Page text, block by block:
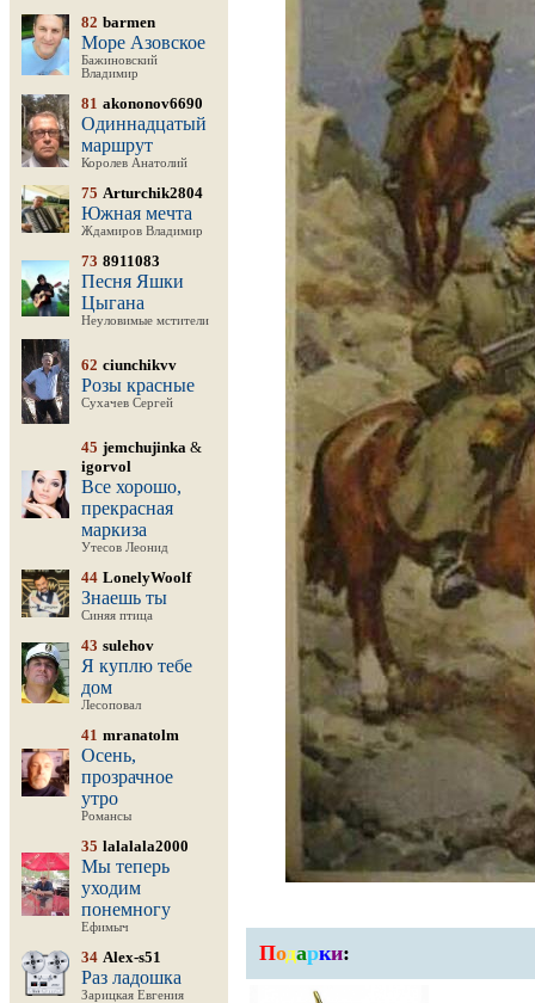
82 barmen
Море Азовское
Бажиновский
Владимир
81 akononov6690
Одиннадцатый
маршрут
Королев Анатолий
75 Arturchik2804
Южная мечта
Ждамиров Владимир
73 8911083
Песня Яшки
Цыгана
Неуловимые мстители
62 ciunchikvv
Розы красные
Сухачев Сергей
45 jemchujinka &
igorvol
Все хорошо,
прекрасная
маркиза
Утесов Леонид
44 LonelyWoolf
Знаешь ты
Синяя птица
43 sulehov
Я куплю тебе
дом
Лесоповал
41 mranatolm
Осень,
прозрачное
утро
Романсы
35 lalalala2000
Мы теперь
уходим
понемногу
Ефимыч
34 Alex-s51
Раз ладошка
Зарицкая Евгения
Подарки: